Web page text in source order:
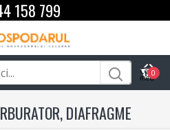
158 799
0
DIAFRAGME